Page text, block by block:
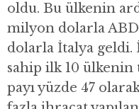
oldu. Bu ülkenin
milyon dolarla
dolarla İtalya geldi.
sahip ilk 10
payı yüzde 47